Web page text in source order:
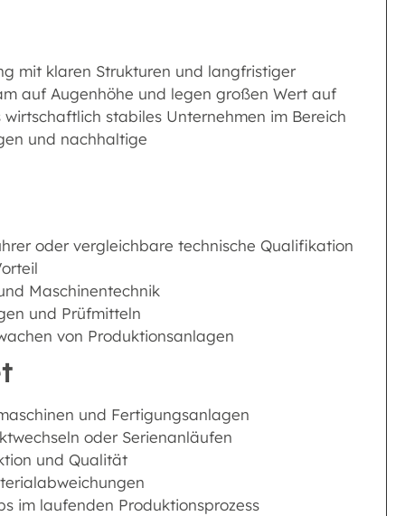
mit klaren Strukturen und langfristiger
auf Augenhöhe und legen großen Wert auf
stabiles Unternehmen im Bereich
und nachhaltige
oder vergleichbare technische Qualifikation
Maschinentechnik
und Prüfmitteln
von Produktionsanlagen
und Fertigungsanlagen
oder Serienanläufen
und Qualität
im laufenden Produktionsprozess